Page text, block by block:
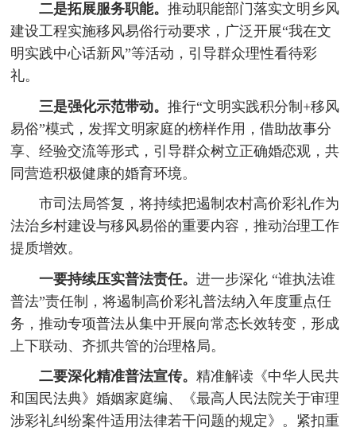
二是拓展服务职能。 推动职能部门落实文明乡风
建设工程实施移风易俗行动要求，广泛开展“我在文
明实践中心话新风”等活动，引导群众理性看待彩
礼。
三是强化示范带动。 推行“文明实践积分制+移风
易俗”模式，发挥文明家庭的榜样作用，借助故事分
享、经验交流等形式，引导群众树立正确婚恋观，共
同营造积极健康的婚育环境。
市司法局答复，将持续把遏制农村高价彩礼作为
法治乡村建设与移风易俗的重要内容，推动治理工作
提质增效。
一要持续压实普法责任。 进一步深化 “谁执法谁
普法”责任制，将遏制高价彩礼普法纳入年度重点任
务，推动专项普法从集中开展向常态长效转变，形成
上下联动、齐抓共管的治理格局。
二要深化精准普法宣传。 精准解读《中华人民共
和国民法典》婚姻家庭编、《最高人民法院关于审理
涉彩礼纠纷案件适用法律若干问题的规定》。紧扣重